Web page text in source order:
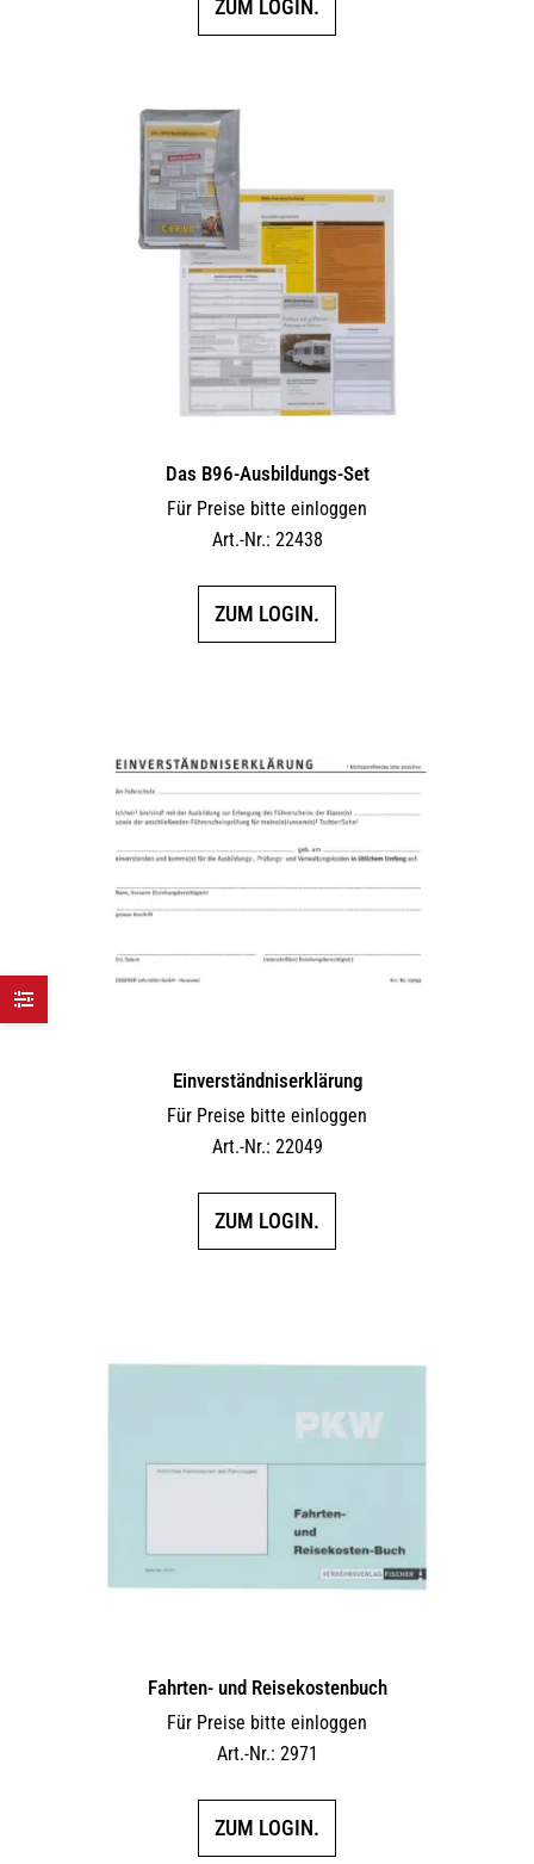
ZUM LOGIN.
Das B96-Ausbildungs-Set
Für Preise bitte einloggen
Art.-Nr.: 22438
ZUM LOGIN.
Einverständniserklärung
Für Preise bitte einloggen
Art.-Nr.: 22049
ZUM LOGIN.
Fahrten- und Reisekostenbuch
Für Preise bitte einloggen
Art.-Nr.: 2971
ZUM LOGIN.